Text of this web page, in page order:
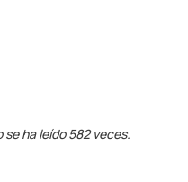
ha leído 582 veces.